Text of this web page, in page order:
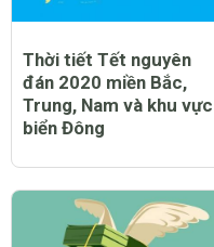
Thời tiết Tết nguyên
đán 2020 miền Bắc,
Trung, Nam và khu vực
biển Đông